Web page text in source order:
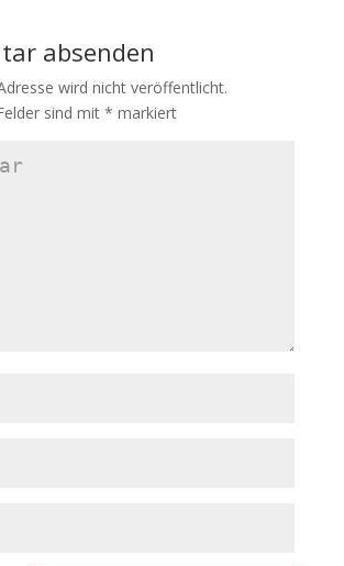
absenden
wird nicht veröffentlicht.
sind mit * markiert